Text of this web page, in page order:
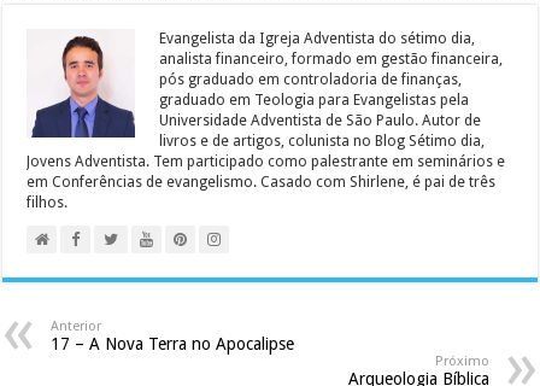
Evangelista da Igreja Adventista do sétimo dia,
analista financeiro, formado em gestão financeira,
pós graduado em controladoria de finanças,
graduado em Teologia para Evangelistas pela
Universidade Adventista de São Paulo. Autor de
livros e de artigos, colunista no Blog Sétimo dia,
Jovens Adventista. Tem participado como palestrante em seminários e
em Conferências de evangelismo. Casado com Shirlene, é pai de três
filhos.
Anterior
17 – A Nova Terra no Apocalipse
Próximo
Arqueologia Bíblica